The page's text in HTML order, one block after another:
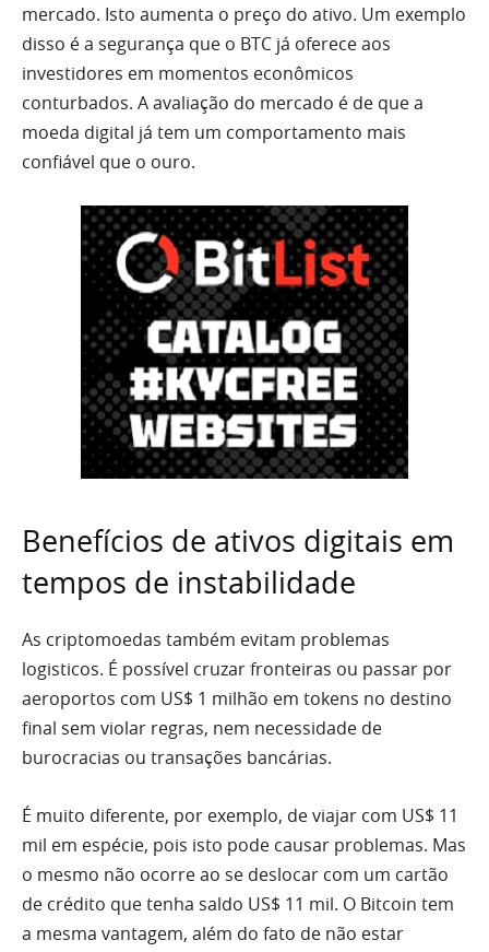
mercado. Isto aumenta o preço do ativo. Um exemplo
disso é a segurança que o BTC já oferece aos
investidores em momentos econômicos
conturbados. A avaliação do mercado é de que a
moeda digital já tem um comportamento mais
confiável que o ouro.
Benefícios de ativos digitais em
tempos de instabilidade
As criptomoedas também evitam problemas
logisticos. É possível cruzar fronteiras ou passar por
aeroportos com US$ 1 milhão em tokens no destino
final sem violar regras, nem necessidade de
burocracias ou transações bancárias.
É muito diferente, por exemplo, de viajar com US$ 11
mil em espécie, pois isto pode causar problemas. Mas
o mesmo não ocorre ao se deslocar com um cartão
de crédito que tenha saldo US$ 11 mil. O Bitcoin tem
a mesma vantagem, além do fato de não estar